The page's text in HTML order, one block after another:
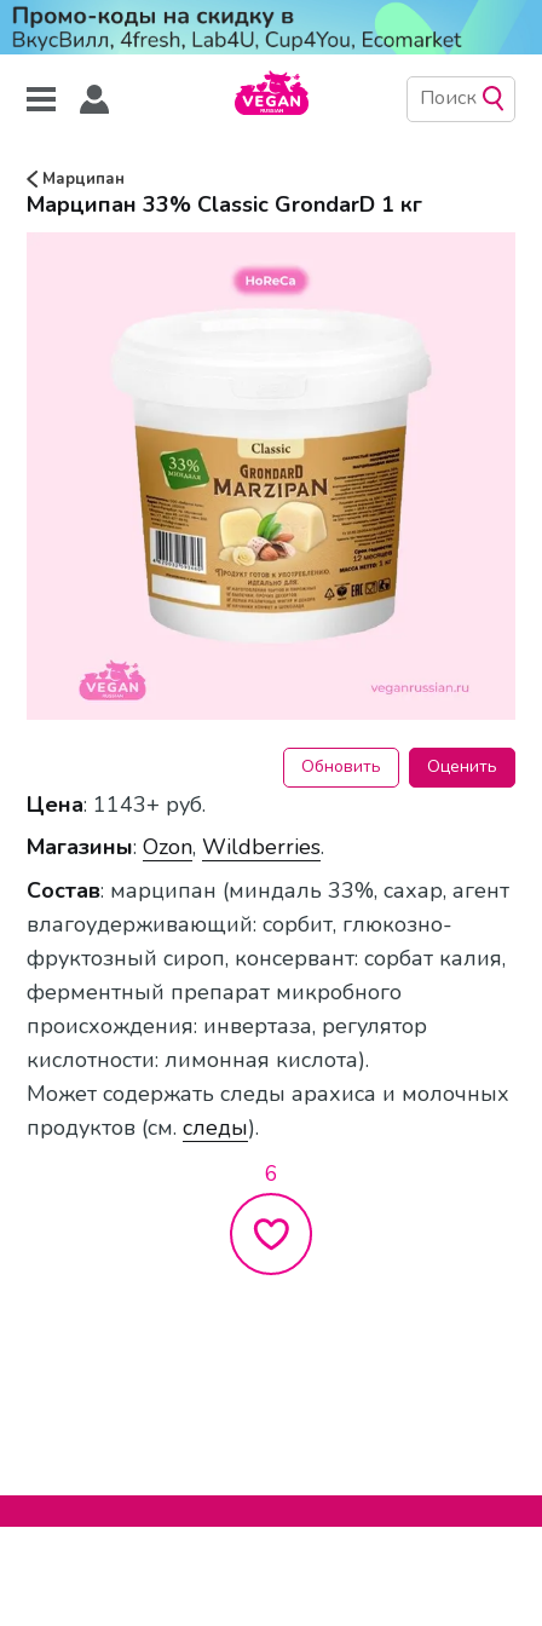
Марципан
Марципан 33% Classic GrondarD 1 кг
Обновить Оценить
Цена: 1143+ руб.
Магазины:Ozon,Wildberries.
Состав: марципан (миндаль 33%, сахар, агент
влагоудерживающий: сорбит, глюкозно-
фруктозный сироп, консервант: сорбат калия,
ферментный препарат микробного
происхождения: инвертаза, регулятор
кислотности: лимонная кислота).
Может содержать следы арахиса и молочных
продуктов (см.следы).
6